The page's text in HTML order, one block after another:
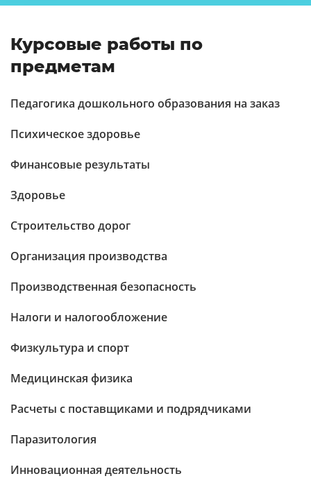
Курсовые работы по
предметам
Педагогика дошкольного образования на заказ
Психическое здоровье
Финансовые результаты
Здоровье
Строительство дорог
Организация производства
Производственная безопасность
Налоги и налогообложение
Физкультура и спорт
Медицинская физика
Расчеты с поставщиками и подрядчиками
Паразитология
Инновационная деятельность